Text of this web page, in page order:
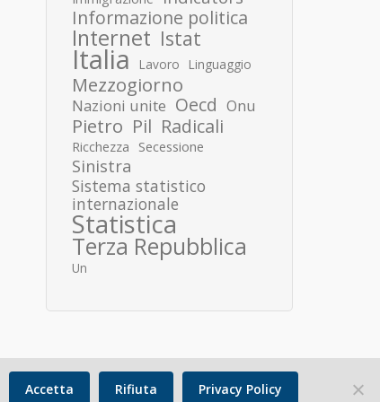
Informazione politica
Internet Istat
Italia Lavoro Linguaggio
Mezzogiorno
Nazioni unite Oecd Onu
Pietro Pil Radicali
Ricchezza Secessione
Sinistra
Sistema statistico
internazionale
Statistica
Terza Repubblica
Un
Copyright © 2026 Donato Speroni |Privacy Policy
Accetta Rifiuta Privacy Policy